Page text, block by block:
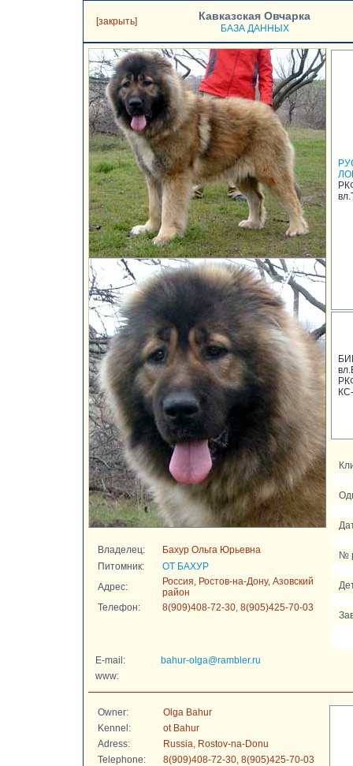
[закрыть] Кавказская Овчарка
БАЗА ДАННЫХ
Владелец:
Бахур Ольга Юрьевна
Питомник:
ОТ БАХУР
Адрес:
Россия, Ростов-на-Дону, Азовский
район
Телефон:
8(909)408-72-30, 8(905)425-70-03
№
E-mail:
bahur-olga@rambler.ru
www:
Owner:
Olga Bahur
Kennel:
ot Bahur
Adress:
Russia, Rostov-na-Donu
Telephone:
8(909)408-72-30, 8(905)425-70-03